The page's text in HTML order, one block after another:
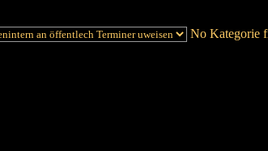
No Kategorie